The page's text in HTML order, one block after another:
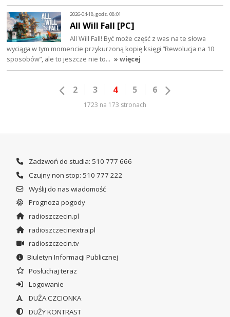
2026-04-18, godz. 08:01
All Will Fall [PC]
All Will Fall! Być może część z was na te słowa
wyciąga w tym momencie przykurzoną kopię księgi “Rewolucja na 10
sposobów”, ale to jeszcze nie to… » więcej
2 3 4 5 6
1723 na 173 stronach
Zadzwoń do studia: 510 777 666
Czujny non stop: 510 777 222
Wyślij do nas wiadomość
Prognoza pogody
radioszczecin.pl
radioszczecinextra.pl
radioszczecin.tv
Biuletyn Informacji Publicznej
Posłuchaj teraz
Logowanie
DUŻA CZCIONKA
DUŻY KONTRAST